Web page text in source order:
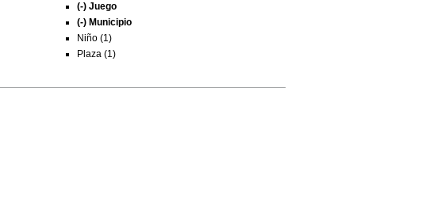
(-) Juego
(-) Municipio
Niño (1)
Plaza (1)